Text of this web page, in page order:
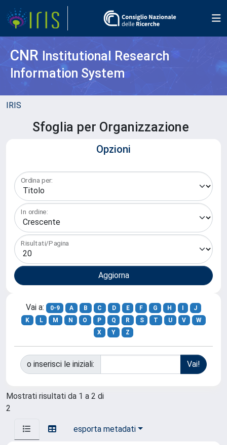
CNR Institutional Research
Information System
IRIS
Sfoglia per Organizzazione
Opzioni
Ordina per:
In ordine:
Risultati/Pagina
Vai a: 0-9 A B C D E F G H
J
K
L M N O P Q R S T U V
W
X
Y Z
o inserisci le iniziali:
Mostrati risultati da 1 a 2 di
2
esporta metadati